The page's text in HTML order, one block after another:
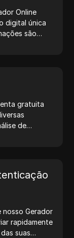
Online
digital única
são
gratuita
de
e
e
— gere
nosso Gerador
rapidamente
suas